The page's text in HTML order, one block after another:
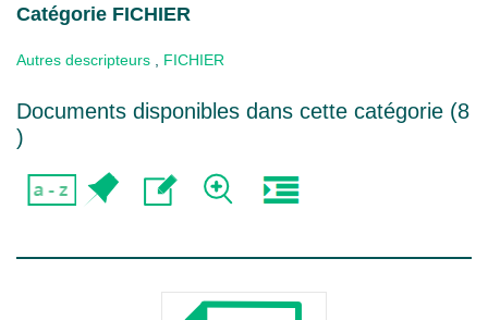
Catégorie FICHIER
Autres descripteurs FICHIER
Documents disponibles dans cette catégorie (8
)